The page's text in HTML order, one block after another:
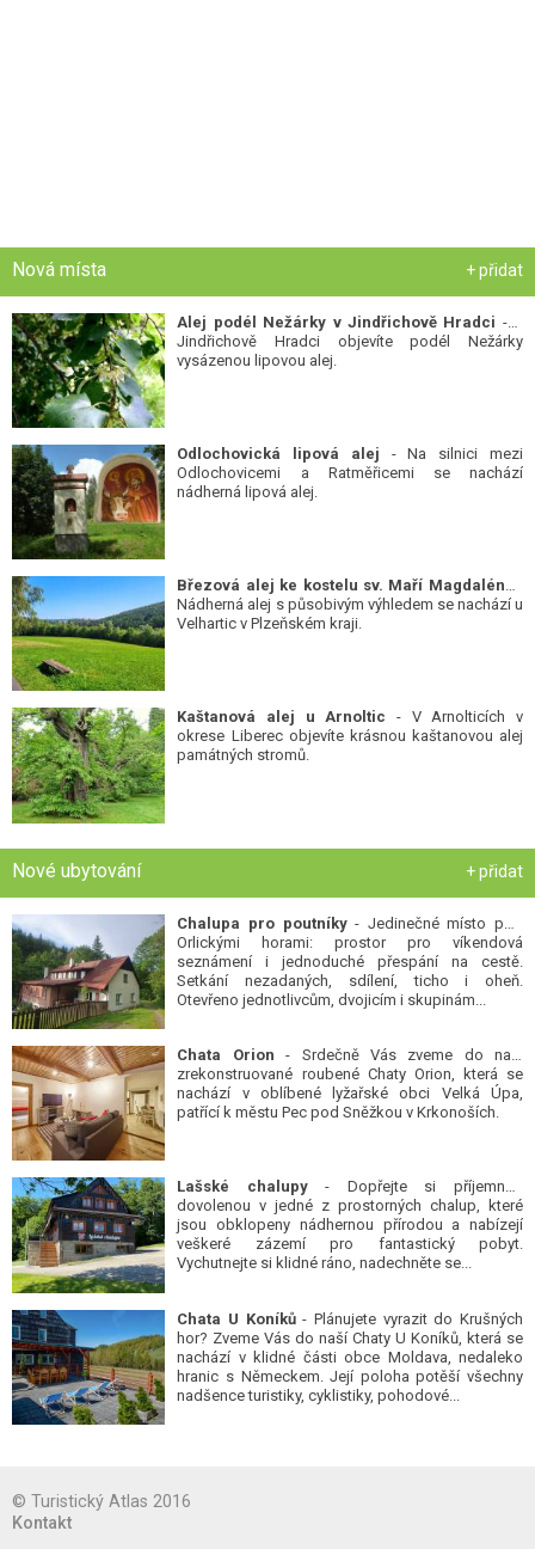
Nová místa + přidat
Alej podél Nežárky v Jindřichově Hradci - V
Jindřichově Hradci objevíte podél Nežárky
vysázenou lipovou alej.
Odlochovická lipová alej - Na silnici mezi
Odlochovicemi a Ratměřicemi se nachází
nádherná lipová alej.
Březová alej ke kostelu sv. Maří Magdalény-
Nádherná alej s působivým výhledem se nachází u
Velhartic v Plzeňském kraji.
Kaštanová alej u Arnoltic - V Arnolticích v
okrese Liberec objevíte krásnou kaštanovou alej
památných stromů.
Nové ubytování + přidat
Chalupa pro poutníky- Jedinečné místo pod
Orlickými horami: prostor pro víkendová
seznámení i jednoduché přespání na cestě.
Setkání nezadaných, sdílení, ticho i oheň.
Otevřeno jednotlivcům, dvojicím i skupinám...
Chata Orion - Srdečně Vás zveme do naší
zrekonstruované roubené Chaty Orion, která se
nachází v oblíbené lyžařské obci Velká Úpa,
patřící k městu Pec pod Sněžkou v Krkonoších.
Lašské chalupy- Dopřejte si příjemnou
dovolenou v jedné z prostorných chalup, které
jsou obklopeny nádhernou přírodou a nabízejí
veškeré zázemí pro fantastický pobyt.
Vychutnejte si klidné ráno, nadechněte se...
Chata U Koníků- Plánujete vyrazit do Krušných
hor? Zveme Vás do naší Chaty U Koníků, která se
nachází v klidné části obce Moldava, nedaleko
hranic s Německem. Její poloha potěší všechny
nadšence turistiky, cyklistiky, pohodové...
© Turistický Atlas 2016
Kontakt